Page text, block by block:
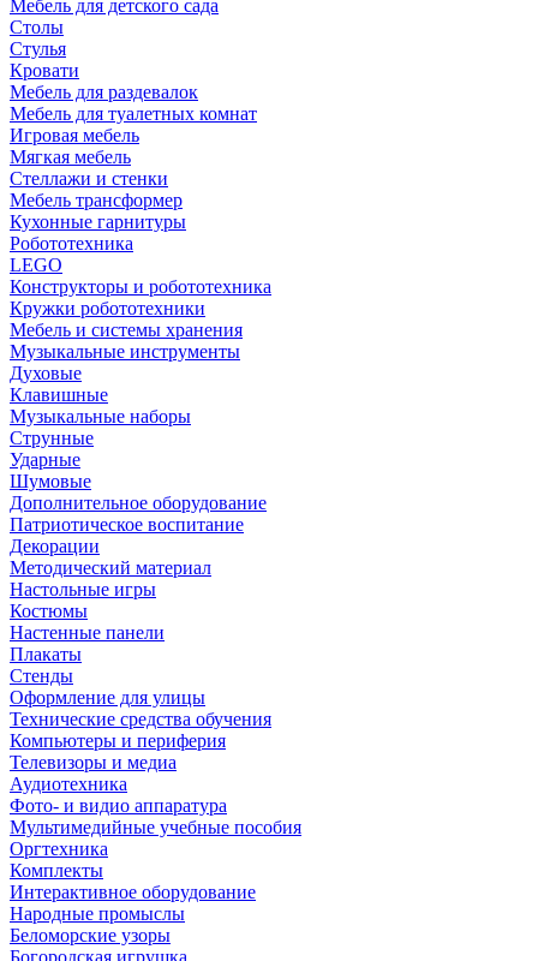
Мебель для детского сада
Столы
Cтулья
Кровати
Мебель для раздевалок
Мебель для туалетных комнат
Игровая мебель
Мягкая мебель
Стеллажи и стенки
Мебель трансформер
Кухонные гарнитуры
Робототехника
LEGO
Конструкторы и робототехника
Кружки робототехники
Мебель и системы хранения
Музыкальные инструменты
Духовые
Клавишные
Музыкальные наборы
Струнные
Ударные
Шумовые
Дополнительное оборудование
Патриотическое воспитание
Декорации
Методический материал
Настольные игры
Костюмы
Настенные панели
Плакаты
Стенды
Оформление для улицы
Технические средства обучения
Компьютеры и периферия
Телевизоры и медиа
Аудиотехника
Фото- и видио аппаратура
Мультимедийные учебные пособия
Оргтехника
Комплекты
Интерактивное оборудование
Народные промыслы
Беломорские узоры
Богородская игрушка